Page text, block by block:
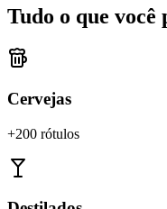
Tudo o que
Cervejas
+200 rótulos